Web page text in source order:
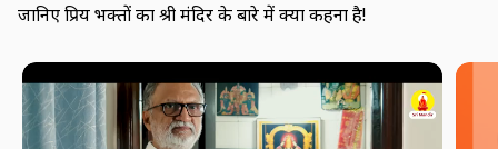
जानिए प्रिय भक्तों का श्री मंदिर के बारे में क्या कहना है!